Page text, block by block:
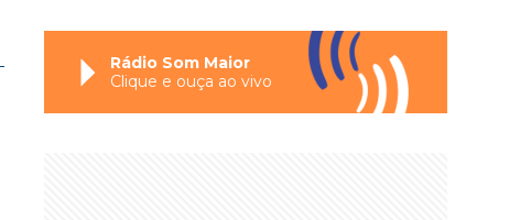
Rádio Som Maior
Clique e ouça ao vivo